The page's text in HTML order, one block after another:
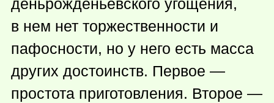
деньрожденьевского угощения,
в нем нет торжественности и
пафосности, но у него есть масса
других достоинств. Первое —
простота приготовления. Второе —